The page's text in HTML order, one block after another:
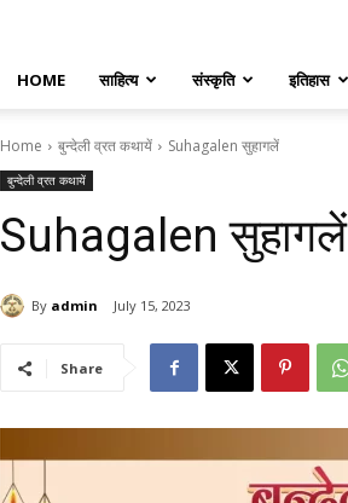
HOME साहित्य संस्कृति इतिहास
Home बुन्देली व्रत कथायें Suhagalen सुहागलें
बुन्देली व्रत कथायें
Suhagalen सुहागलें
By admin July 15, 2023
Share